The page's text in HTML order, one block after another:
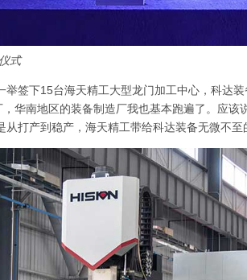
式
举签下15台海天精工大型龙门加工中心，科达
华南地区的装备制造厂我也基本跑遍了。应该
从打产到稳产，海天精工带给科达装备无微不至